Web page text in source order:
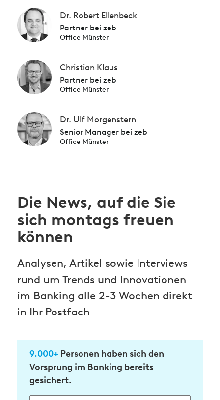
Dr. Robert Ellenbeck
Partner bei zeb
Office Münster
Christian Klaus
Partner bei zeb
Office Münster
Dr. Ulf Morgenstern
Senior Manager bei zeb
Office Münster
Die News, auf die Sie
sich montags freuen
können
Analysen, Artikel sowie Interviews
rund um Trends und Innovationen
im Banking alle 2-3 Wochen direkt
in Ihr Postfach
9.000+ Personen haben sich den
Vorsprung im Banking bereits
gesichert.